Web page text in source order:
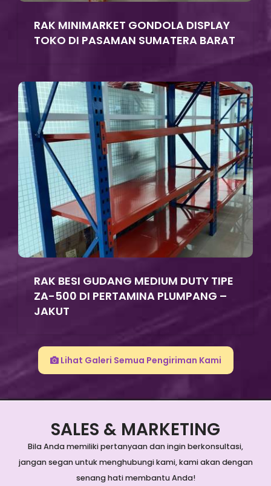
RAK MINIMARKET GONDOLA DISPLAY
TOKO DI PASAMAN SUMATERA BARAT
RAK BESI GUDANG MEDIUM DUTY TIPE
ZA-500 DI PERTAMINA PLUMPANG –
JAKUT
Lihat Galeri Semua Pengiriman Kami
SALES & MARKETING
Bila Anda memiliki pertanyaan dan ingin berkonsultasi,
jangan segan untuk menghubungi kami, kami akan dengan
senang hati membantu Anda!